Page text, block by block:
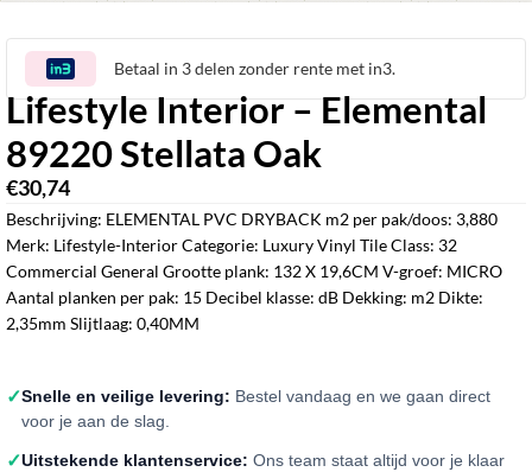
Betaal in 3 delen zonder rente met in3.
Lifestyle Interior – Elemental
89220 Stellata Oak
€30,74
Beschrijving: ELEMENTAL PVC DRYBACK m2 per pak/doos: 3,880
Merk: Lifestyle-Interior Categorie: Luxury Vinyl Tile Class: 32
Commercial General Grootte plank: 132 X 19,6CM V-groef: MICRO
Aantal planken per pak: 15 Decibel klasse: dB Dekking: m2 Dikte:
2,35mm Slijtlaag: 0,40MM
✓Snelle en veilige levering: Bestel vandaag en we gaan direct
voor je aan de slag.
✓Uitstekende klantenservice: Ons team staat altijd voor je klaar